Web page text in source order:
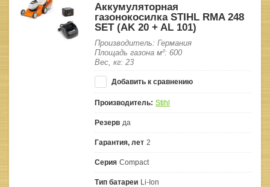
Аккумуляторная
газонокосилка STIHL RMA 248
SET (AK 20 + AL 101)
Производитель: Германия
Площадь газона м²: 600
Вес, кг: 23
Добавить к сравнению
Производитель: Stihl
Резерв да
Гарантия, лет 2
Серия Compact
Тип батареи Li-Ion